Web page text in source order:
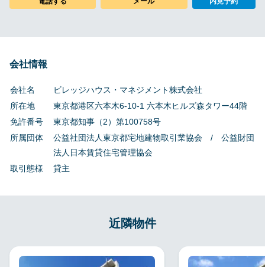
会社情報
会社名
ビレッジハウス・マネジメント株式会社
所在地
東京都港区六本木6-10-1 六本木ヒルズ森タワー44階
免許番号
東京都知事（2）第100758号
所属団体
公益社団法人東京都宅地建物取引業協会 / 公益財団
法人日本賃貸住宅管理協会
取引態様
貸主
近隣物件